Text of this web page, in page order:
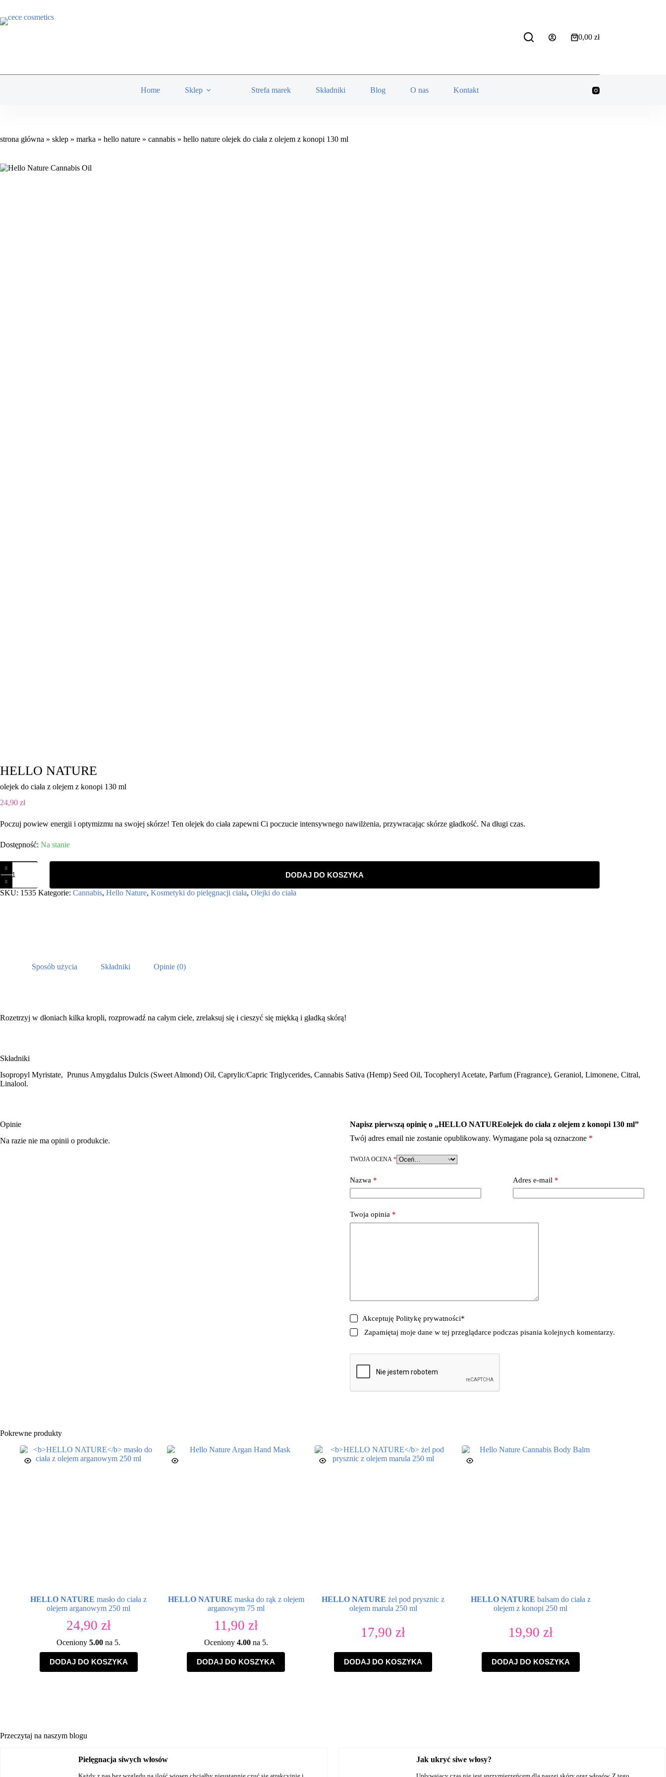
treści 24,90zł
z
130
Koszyk
0,00 zł
Home Sklep Strefa marek Składniki Blog O nas Kontakt
strona główna » sklep » marka » hello nature » cannabis » hello nature olejek do ciała z olejem z konopi 130 ml
HELLO NATURE
olejek do ciała z olejem z konopi 130 ml
24,90 zł
Poczuj powiew energii i optymizmu na swojej skórze! Ten olejek do ciała zapewni Ci poczucie intensywnego nawilżenia, przywracając skórze gładkość. Na długi czas.
Na stanie
ilość
HELLO
NATURE
olejek
DODAJ DO KOSZYKA
SKU: 1535 Kategorie: Cannabis, Hello Nature, Kosmetyki do pielęgnacji ciała, Olejki do ciała
Sposób użycia Składniki Opinie (0)
Rozetrzyj w dłoniach kilka kropli, rozprowadź na całym ciele, zrelaksuj się i cieszyć się miękką i gładką skórą!
Składniki
Isopropyl Myristate, Prunus Amygdalus Dulcis (Sweet Almond) Oil, Caprylic/Capric Triglycerides, Cannabis Sativa (Hemp) Seed Oil, Tocopheryl Acetate, Parfum (Fragrance), Geraniol, Limonene, Citral,
Linalool.
Opinie
Na razie nie ma opinii o produkcie.
Napisz pierwszą opinię o „HELLO NATUREolejek do ciała z olejem z konopi 130 ml”
Twój adres email nie zostanie opublikowany. Wymagane pola są oznaczone *
TWOJA OCENA *
Nazwa * Adres e-mail *
Twoja opinia *
Akceptuję Politykę prywatności*
Zapamiętaj moje dane w tej przeglądarce podczas pisania kolejnych komentarzy.
Pokrewne produkty
HELLO NATURE masło do ciała z
olejem arganowym 250 ml
24,90 zł
Oceniony5.00 na 5.
DODAJ DO KOSZYKA
HELLO NATURE maska do rąk z olejem
arganowym 75 ml
11,90 zł
Oceniony 4.00na 5.
DODAJ DO KOSZYKA
HELLO NATURE żel pod prysznic z
olejem marula 250 ml
17,90 zł
DODAJ DO KOSZYKA
HELLO NATURE balsam do ciała z
olejem z konopi 250 ml
19,90 zł
DODAJ DO KOSZYKA
Przeczytaj na naszym blogu
Pielęgnacja siwych włosów Jak ukryć siwe włosy?